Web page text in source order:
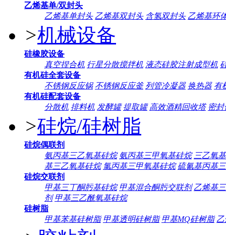
乙烯基单/双封头
乙烯基单封头 乙烯基双封头 含氢双封头 乙烯基环
>机械设备
硅橡胶设备
真空捏合机 行星分散搅拌机 液态硅胶注射成型机
有机硅全套设备
不锈钢反应锅 不锈钢反应釜 列管冷凝器 换热器 有
有机硅配套设备
分散机 排料机 发酵罐 提取罐 高效酒精回收塔 密封
>硅烷/硅树脂
硅烷偶联剂
氨丙基三乙氧基硅烷 氨丙基三甲氧基硅烷 三乙氧
基三乙氧基硅烷 氯丙基三甲氧基硅烷 硫氰基丙基
硅烷交联剂
甲基三丁酮肟基硅烷 甲基混合酮肟交联剂 乙烯基
剂 甲基三乙酰氧基硅烷
硅树脂
甲基苯基硅树脂 甲基透明硅树脂 甲基MQ硅树脂